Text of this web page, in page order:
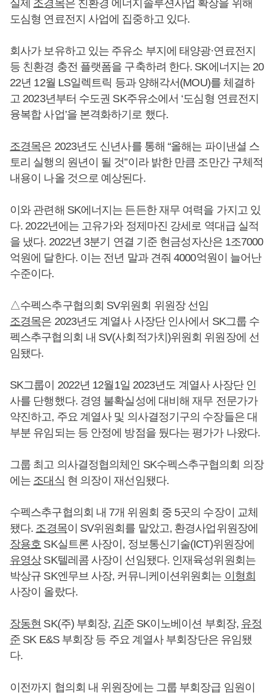
실제 조경목은 친환경 에너지솔루션사업 확장을 위해
도심형 연료전지 사업에 집중하고 있다.
회사가 보유하고 있는 주유소 부지에 태양광·연료전지
등 친환경 충전 플랫폼을 구축하려 한다. SK에너지는 20
22년 12월 LS일렉트릭 등과 양해각서(MOU)를 체결하
고 2023년부터 수도권 SK주유소에서 ‘도심형 연료전지
융복합 사업’을 본격화하기로 했다.
조경목은 2023년도 신년사를 통해 “올해는 파이낸셜 스
토리 실행의 원년이 될 것”이라 밝한 만큼 조만간 구체적
내용이 나올 것으로 예상된다.
이와 관련해 SK에너지는 든든한 재무 여력을 가지고 있
다. 2022년에는 고유가와 정제마진 강세로 역대급 실적
을 냈다. 2022년 3분기 연결 기준 현금성자산은 1조7000
억원에 달한다. 이는 전년 말과 견줘 4000억원이 늘어난
수준이다.
△수펙스추구협의회 SV위원회 위원장 선임
조경목은 2023년도 계열사 사장단 인사에서 SK그룹 수
펙스추구협의회 내 SV(사회적가치)위원회 위원장에 선
임됐다.
SK그룹이 2022년 12월1일 2023년도 계열사 사장단 인
사를 단행했다. 경영 불확실성에 대비해 재무 전문가가
약진하고, 주요 계열사 및 의사결정기구의 수장들은 대
부분 유임되는 등 안정에 방점을 뒀다는 평가가 나왔다.
그룹 최고 의사결정협의체인 SK수펙스추구협의회 의장
에는 조대식 현 의장이 재선임됐다.
수펙스추구협의회 내 7개 위원회 중 5곳의 수장이 교체
됐다. 조경목이 SV위원회를 맡았고, 환경사업위원장에
장용호 SK실트론 사장이, 정보통신기술(ICT)위원장에
유영상SK텔레콤 사장이 선임됐다. 인재육성위원회는
박상규 SK엔무브 사장, 커뮤니케이션위원회는 이형희
사장이 올랐다.
장동현 SK(주) 부회장, 김준SK이노베이션 부회장, 유정
준 SK E&S 부회장 등 주요 계열사 부회장단은 유임됐
다.
이전까지 협의회 내 위원장에는 그룹 부회장급 임원이